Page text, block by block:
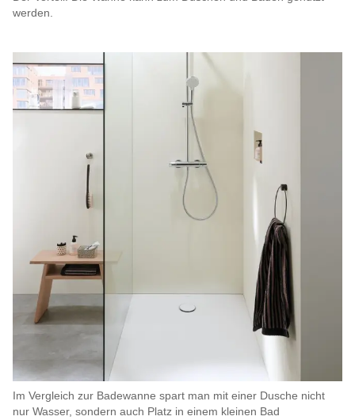
werden.
Im Vergleich zur Badewanne spart man mit einer Dusche nicht
nur Wasser, sondern auch Platz in einem kleinen Bad